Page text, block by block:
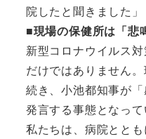
院したと聞きました」
■現場の保健所は「悲
新型コロナウイルス
だけではありません
続き、小池都知事が
発言する事態となって
私たちは、病院とと